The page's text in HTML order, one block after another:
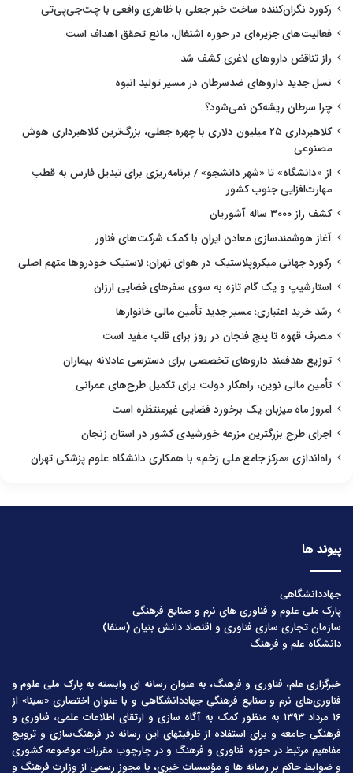
رکورد نگران‌کننده ساخت خبر جعلی با ظاهری واقعی با چت‌جی‌پی‌تی
فعالیت‌های جزیره‌ای در حوزه اشتغال، مانع تحقق اهداف است
راز تناقض داروهای لاغری کشف شد
نسل جدید داروهای ضدسرطان در مسیر تولید انبوه
چرا سرطان ریشه‌کن نمی‌شود؟
کلاهبرداری ۲۵ میلیون دلاری با چهره جعلی، بزرگ‌ترین کلاهبرداری هوش
مصنوعی
از «دانشگاه» تا «شهر دانشجو» / برنامه‌ریزی برای تبدیل فارس به قطب
مهارت‌افزایی جنوب کشور
کشف راز ۳۰۰۰ ساله آشوریان
آغاز هوشمندسازی معادن ایران با کمک شرکت‌های فناور
رکورد جهانی میکروپلاستیک در هوای تهران؛ لاستیک خودروها متهم اصلی
استارشیپ و یک گام تازه به سوی سفرهای فضایی ارزان
رشد خرید اعتباری؛ مسیر جدید تأمین مالی خانوارها
مصرف قهوه تا پنج فنجان در روز برای قلب مفید است
توزیع هدفمند داروهای تخصصی برای دسترسی عادلانه بیماران
تأمین مالی نوین، راهکار دولت برای تکمیل طرح‌های عمرانی
امروز ماه میزبان یک برخورد فضایی غیرمنتظره است
اجرای طرح بزرگترین مزرعه خورشیدی کشور در استان زنجان
راه‌اندازی «مرکز جامع ملی زخم» با همکاری دانشگاه علوم پزشکی تهران
پیوند ها
جهاددانشگاهی
پارک ملی علوم و فناوری های نرم و صنایع فرهنگی
سازمان تجاری سازی فناوری و اقتصاد دانش بنیان (ستفا)
دانشگاه علم و فرهنگ
خبرگزاری علم، فناوری و فرهنگ، به عنوان رسانه ای وابسته به پارک ملی علوم و
فناوری‌های نرم و صنایع فرهنگیِ جهاددانشگاهی و با عنوان اختصاری «سینا» از
۱۶ مرداد ۱۳۹۳ به منظور کمک به آگاه سازی و ارتقای اطلاعات علمی، فناوری و
فرهنگی جامعه و برای استفاده از ظرفیتهای این رسانه در فرهنگ‌سازی و ترویج
مفاهیم مرتبط در حوزه فناوری و فرهنگ و در چارچوب مقررات موضوعه کشوری
و ضوابط حاکم بر رسانه ها و مؤسسات خبری، با مجوز رسمی از وزارت فرهنگ و